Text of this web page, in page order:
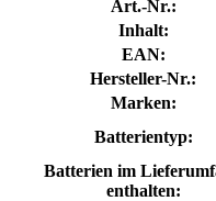
Art.-Nr.:
Inhalt:
EAN:
Hersteller-Nr.:
Marken:
Batterientyp:
Batterien im
enthalten: